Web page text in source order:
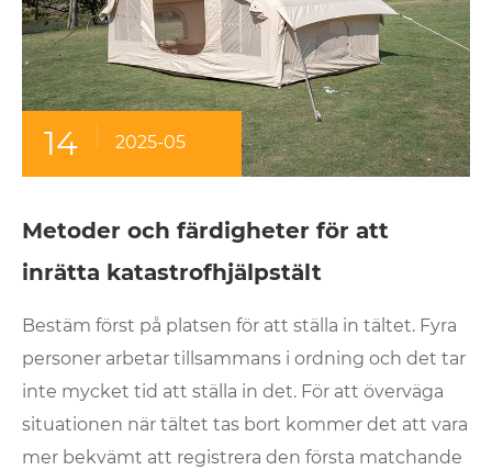
14 2025-05
Metoder och färdigheter för att
inrätta katastrofhjälpstält
Bestäm först på platsen för att ställa in tältet. Fyra
personer arbetar tillsammans i ordning och det tar
inte mycket tid att ställa in det. För att överväga
situationen när tältet tas bort kommer det att vara
mer bekvämt att registrera den första matchande